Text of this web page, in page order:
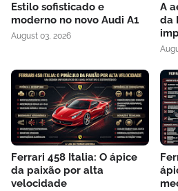
Estilo sofisticado e
moderno no novo Audi A1
August 03, 2026
A
da
Ferrari 458 Italia: O ápice
da paixão por alta
velocidade